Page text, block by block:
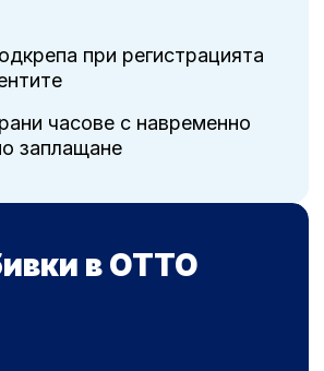
при регистрацията
часове с навременно
заплащане
в OTTO